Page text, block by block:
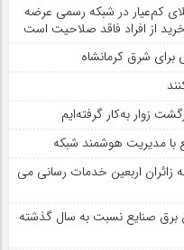
کم‌عیار در شبکه رسمی عرضه
از افراد فاقد صلاحیت است
شرق کرمانشاه
زوار به‌کار گرفته‌ایم
مدیریت هوشمند شبکه
زائران اربعین خدمات رسانی می
برق صنایع نسبت به سال گذشته